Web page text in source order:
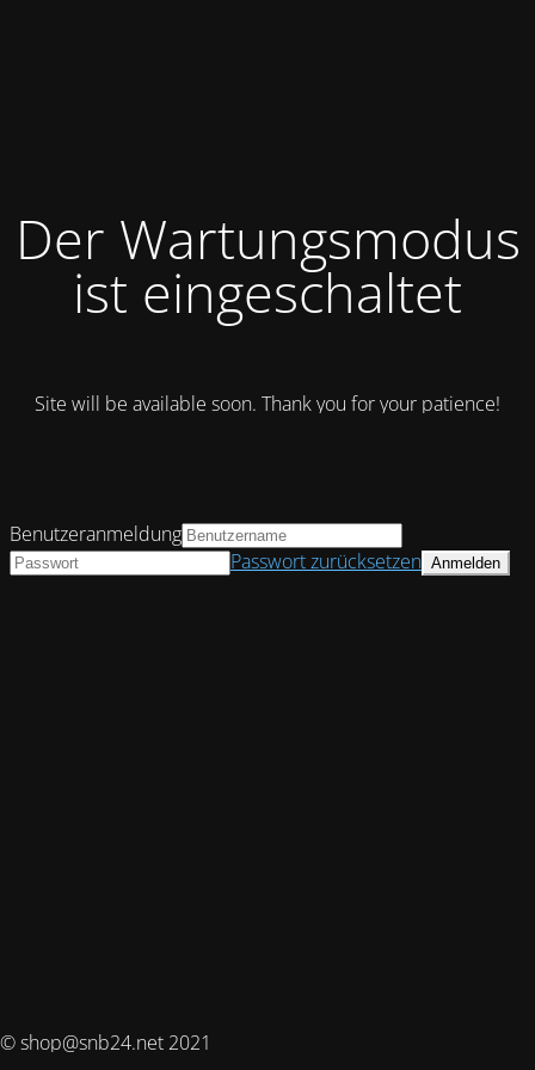
Der Wartungsmodus
ist eingeschaltet
Site will be available soon. Thank you for your patience!
© shop@snb24.net 2021
Benutzeranmeldung
Passwort zurücksetzen